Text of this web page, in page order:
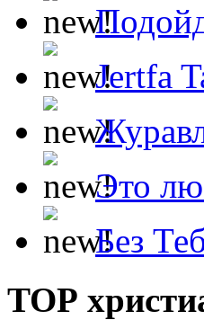
Jertfa
Это
Без
ТОР